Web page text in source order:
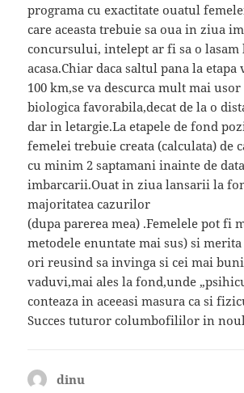
programa cu exactitate ouatul
care aceasta trebuie sa oua in ziua
concursului, intelept ar fi sa o
acasa.Chiar daca saltul pana la etapa
100 km,se va descurca mult mai
biologica favorabila,decat de la o
dar in letargie.La etapele de fond
femelei trebuie creata (calculata) de
cu minim 2 saptamani inainte de data
imbarcarii.Ouat in ziua lansarii la
majoritatea cazurilor
(dupa parerea mea) .Femelele pot fi
metodele enuntate mai sus) si
ori reusind sa invinga si cei mai
vaduvi,mai ales la fond,unde
conteaza in aceeasi masura ca si
Succes tuturor columbofililor in
dinu